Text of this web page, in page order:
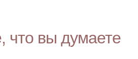
что вы думаете